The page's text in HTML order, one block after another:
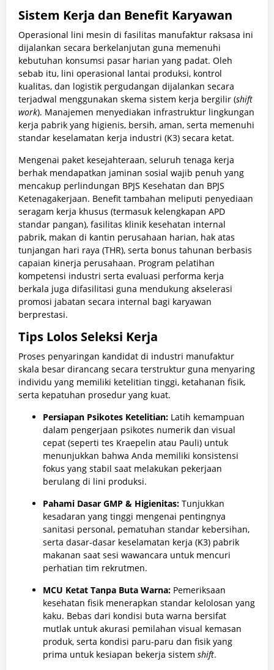
Sistem Kerja dan Benefit Karyawan
Operasional lini mesin di fasilitas manufaktur raksasa ini
dijalankan secara berkelanjutan guna memenuhi
kebutuhan konsumsi pasar harian yang padat. Oleh
sebab itu, lini operasional lantai produksi, kontrol
kualitas, dan logistik pergudangan dijalankan secara
terjadwal menggunakan skema sistem kerja bergilir (shift
work). Manajemen menyediakan infrastruktur lingkungan
kerja pabrik yang higienis, bersih, aman, serta memenuhi
standar keselamatan kerja industri (K3) secara ketat.
Mengenai paket kesejahteraan, seluruh tenaga kerja
berhak mendapatkan jaminan sosial wajib penuh yang
mencakup perlindungan BPJS Kesehatan dan BPJS
Ketenagakerjaan. Benefit tambahan meliputi penyediaan
seragam kerja khusus (termasuk kelengkapan APD
standar pangan), fasilitas klinik kesehatan internal
pabrik, makan di kantin perusahaan harian, hak atas
tunjangan hari raya (THR), serta bonus tahunan berbasis
capaian kinerja perusahaan. Program pelatihan
kompetensi industri serta evaluasi performa kerja
berkala juga difasilitasi guna mendukung akselerasi
promosi jabatan secara internal bagi karyawan
berprestasi.
Tips Lolos Seleksi Kerja
Proses penyaringan kandidat di industri manufaktur
skala besar dirancang secara terstruktur guna menyaring
individu yang memiliki ketelitian tinggi, ketahanan fisik,
serta kepatuhan prosedur yang kuat.
Persiapan Psikotes Ketelitian: Latih kemampuan
dalam pengerjaan psikotes numerik dan visual
cepat (seperti tes Kraepelin atau Pauli) untuk
menunjukkan bahwa Anda memiliki konsistensi
fokus yang stabil saat melakukan pekerjaan
berulang di lini produksi.
Pahami Dasar GMP & Higienitas: Tunjukkan
kesadaran yang tinggi mengenai pentingnya
sanitasi personal, pematuhan standar kebersihan,
serta dasar-dasar keselamatan kerja (K3) pabrik
makanan saat sesi wawancara untuk mencuri
perhatian tim rekrutmen.
MCU Ketat Tanpa Buta Warna: Pemeriksaan
kesehatan fisik menerapkan standar kelolosan yang
kaku. Bebas dari kondisi buta warna bersifat
mutlak untuk akurasi pemilahan visual kemasan
produk, serta kondisi paru-paru dan fisik yang
prima untuk kesiapan bekerja sistem shift.